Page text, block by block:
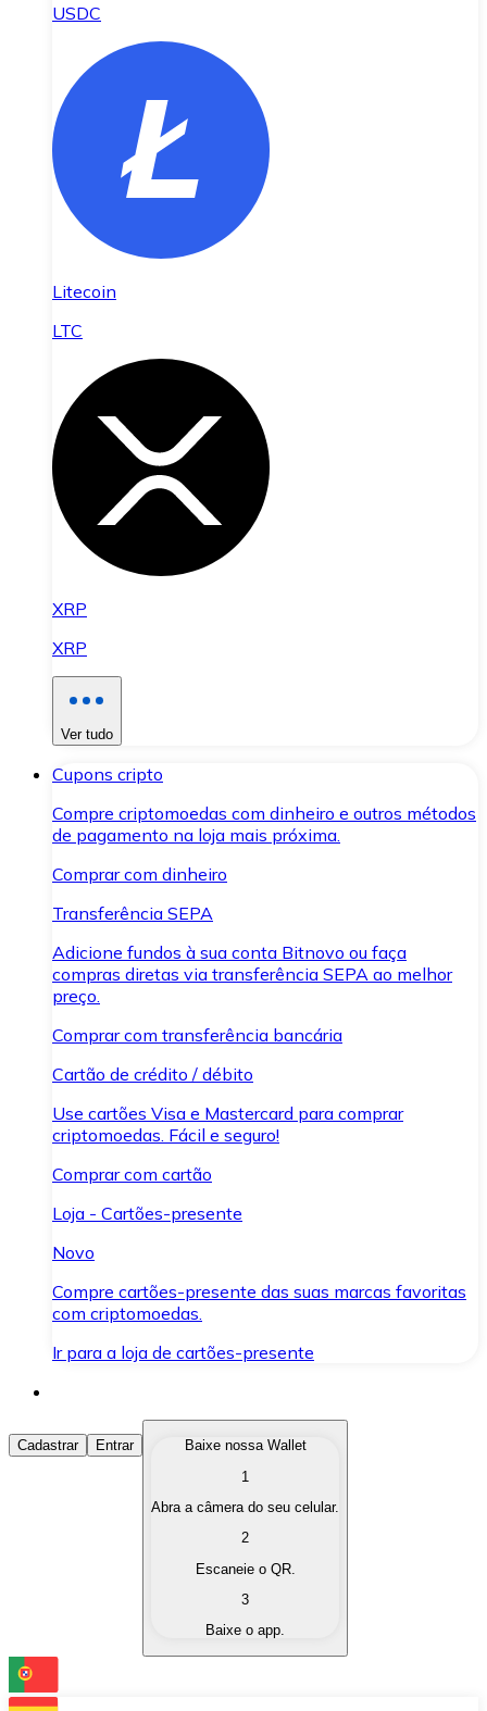
USDC
Litecoin
LTC
XRP
XRP
Ver tudo
Cupons cripto
Compre criptomoedas com dinheiro e outros métodos
de pagamento na loja mais próxima.
Comprar com dinheiro
Transferência SEPA
Adicione fundos à sua conta Bitnovo ou faça
compras diretas via transferência SEPA ao melhor
preço.
Comprar com transferência bancária
Cartão de crédito / débito
Use cartões Visa e Mastercard para comprar
criptomoedas. Fácil e seguro!
Comprar com cartão
Loja - Cartões-presente
Novo
Compre cartões-presente das suas marcas favoritas
com criptomoedas.
Ir para a loja de cartões-presente
Comprar Criptomoedas
Compre as criptomoedas de seu interesse de forma
Converta suas criptomoedas em moeda fiduciária
Troque uma criptomoeda por outra
Cadastrar Entrar
Baixe nossa Wallet
1
Abra a câmera do seu celular.
2
Escaneie o QR.
3
Baixe o app.